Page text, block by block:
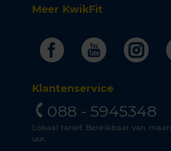
Meer KwikFit
FacebookYoutube
Klantenservice
088 - 5945348
Lokaal tarief. Bereikbaar van
uur.